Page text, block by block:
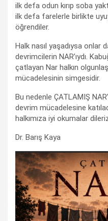
ilk defa odun kırıp soba
ilk defa farelerle birlikte
öğrendiler.
Halk nasıl yaşadıysa onlar
devrimcilerin NAR’ıydı.
çatlayan Nar halkın
mücadelesinin simgesidir.
Bu nedenle ÇATLAMIŞ
devrim mücadelesine
halkımıza iyi okumalar
Dr. Barış Kaya